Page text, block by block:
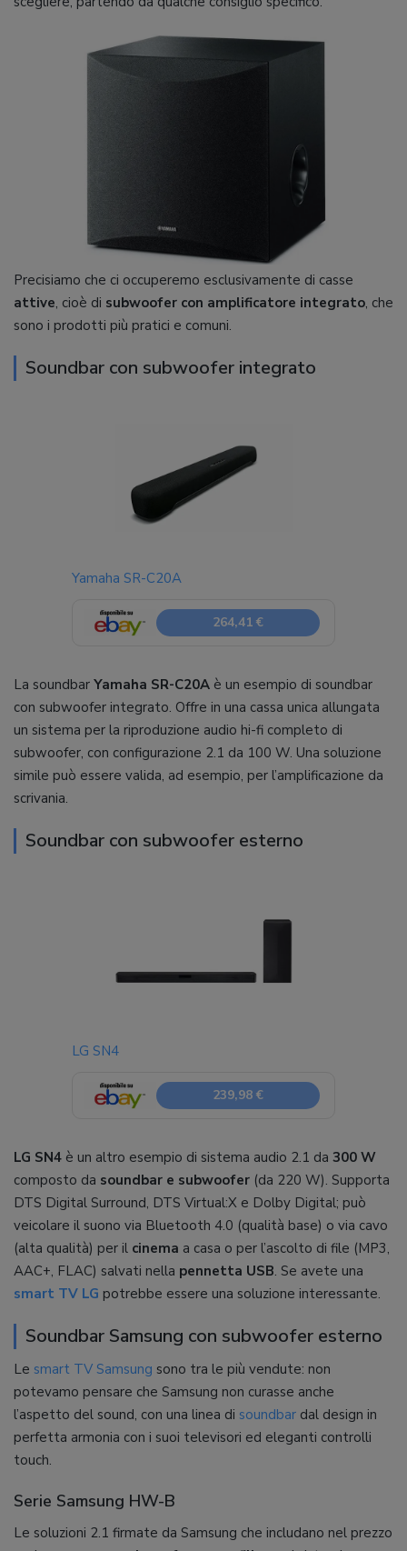
Precisiamo che ci occuperemo esclusivamente di casse
attive, cioè di subwoofer con amplificatore integrato, che
sono i prodotti più pratici e comuni.
Soundbar con subwoofer integrato
Yamaha SR-C20A
264,41 €
La soundbar Yamaha SR-C20A è un esempio di soundbar
con subwoofer integrato. Offre in una cassa unica allungata
un sistema per la riproduzione audio hi-fi completo di
subwoofer, con configurazione 2.1 da 100 W. Una soluzione
simile può essere valida, ad esempio, per l’amplificazione da
scrivania.
Soundbar con subwoofer esterno
LG SN4
239,98 €
LG SN4 è un altro esempio di sistema audio 2.1 da 300 W
composto da soundbar e subwoofer (da 220 W). Supporta
DTS Digital Surround, DTS Virtual:X e Dolby Digital; può
veicolare il suono via Bluetooth 4.0 (qualità base) o via cavo
(alta qualità) per il cinema a casa o per l’ascolto di file (MP3,
AAC+, FLAC) salvati nella pennetta USB. Se avete una
smart TV LG potrebbe essere una soluzione interessante.
Soundbar Samsung con subwoofer esterno
Le smart TV Samsung sono tra le più vendute: non
potevamo pensare che Samsung non curasse anche
l’aspetto del sound, con una linea di soundbar dal design in
perfetta armonia con i suoi televisori ed eleganti controlli
touch.
Serie Samsung HW-B
Le soluzioni 2.1 firmate da Samsung che includano nel prezzo